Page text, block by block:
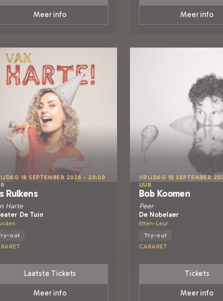
Meer info Meer info
18 SEPTEMBER 2026 • 20:00
Rulkens
Harte
De Tuin
out
Laatste Tickets
Meer info
VRIJDAG 18 SEPTEMBER
UUR
Bob Koomen
Peer
De Nobelaer
Etten-Leur
Try-out
CABARET
Tickets
Meer info